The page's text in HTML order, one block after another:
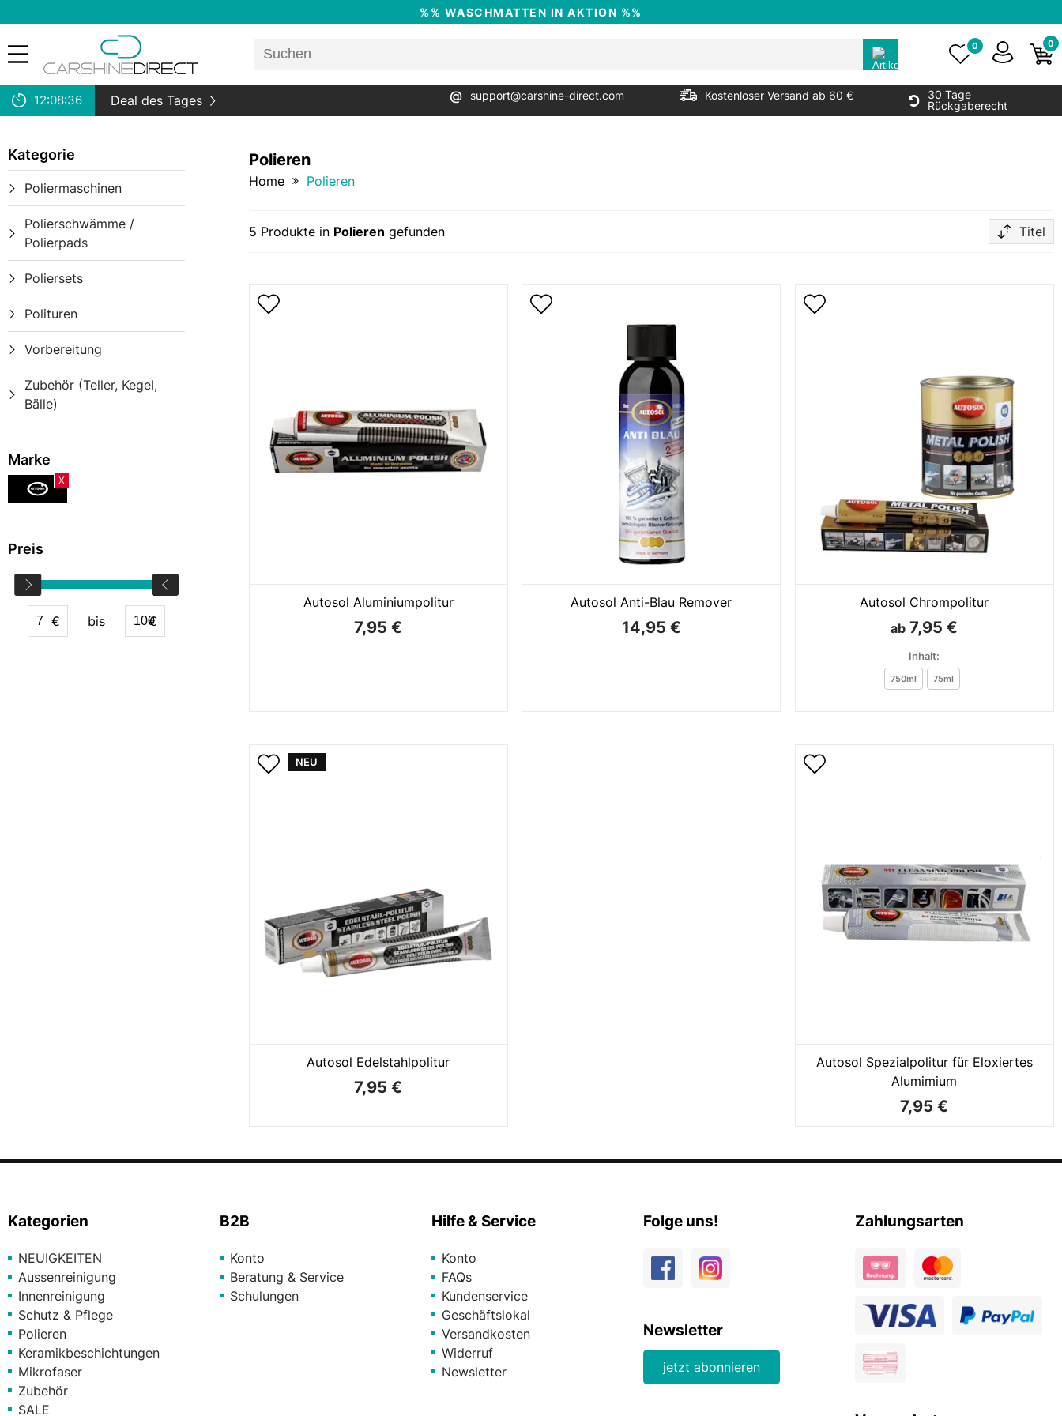
%% WASCHMATTEN IN AKTION %%
0 0
12:08:36 Deal des Tages @ support@carshine-direct.com Kostenloser Versand ab 60 €
30 Tage
Rückgaberecht
Kategorie
Poliermaschinen
Polierschwämme /
Polierpads
Poliersets
Polituren
Vorbereitung
Zubehör (Teller, Kegel,
Bälle)
Marke
X
Preis
€ bis €
Polieren
Home Polieren
5 Produkte in Polieren gefunden Titel
Autosol Aluminiumpolitur
7,95 €
Autosol Anti-Blau Remover
14,95 €
Autosol Chrompolitur
ab 7,95 €
Inhalt:
750ml 75ml
NEU
Autosol Edelstahlpolitur
7,95 €
Autosol Spezialpolitur für Eloxiertes
Alumimium
7,95 €
Kategorien
NEUIGKEITEN
Aussenreinigung
Innenreinigung
Schutz & Pflege
Polieren
Keramikbeschichtungen
Mikrofaser
Zubehör
SALE
B2B
Konto
Beratung & Service
Schulungen
Hilfe & Service
Konto
FAQs
Kundenservice
Geschäftslokal
Versandkosten
Widerruf
Newsletter
Folge uns!
Newsletter
jetzt abonnieren
Zahlungsarten